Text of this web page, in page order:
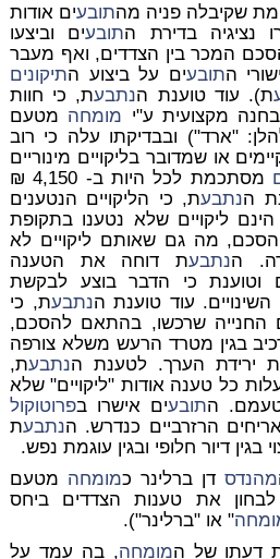
שקיבלה פניה מהתובעים אודות
נציגיה בדירת התובעים וביצעו
המכר בין הצדדים, ואף מעבר
התובעים על ביצוע התיקונים
ת). עוד טוענת הנתבעת, כי חוות
מקצועית ע"י מומחה מטעם
"ארד") ובבדיקתו עלה כי רוב
או שמדובר בליקויים מינוריים
מסתכמת לכל היות ב- 4,150 ₪
הנתבעת, כי הליקויים הנטענים
ליקויים שלא נטענו בתקופת
מה גם שאותם ליקויים לא
הנתבעת דוחה את הטענה
וטוענת כי הדבר בוצע לבקשת
עוד טוענת הנתבעת, כי
החנייה שרכשו, בהתאם להסכם,
בגין מטרד הרעש משלא צורפה
ירידת הערך. לטענת הנתבעת,
כל טענה אודות "ליקויים" שלא
התובעים אישרו בפרוטוקול
הרזרביים כנדרש. הנתבעת
דיור חלופי ובגין עוגמת נפש.
מהנדס דן ברלינר כמומחה מטעם
את טענות הצדדים ביחס
" או "ברלינר").
מומחה, בה עמד על